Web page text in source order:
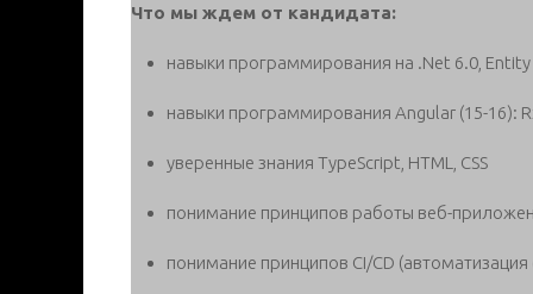
Что мы ждем от кандидата:
навыки программирования на .Net 6.0, Entity
навыки программирования Angular (15-16):
уверенные знания TypeScript, HTML, CSS
понимание принципов работы веб-
понимание принципов CI/CD